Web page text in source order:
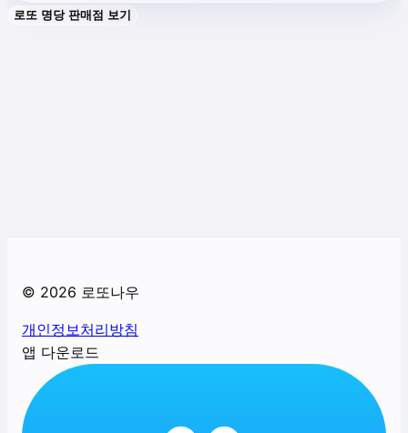
로또 명당 판매점 보기
© 2026 로또나우
개인정보처리방침
앱 다운로드